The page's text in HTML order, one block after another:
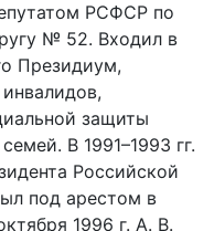
РСФСР по
№ 52. Входил в
Президиум,
защиты
В 1991–1993 гг.
Российской
под арестом в
1996 г. А. В.